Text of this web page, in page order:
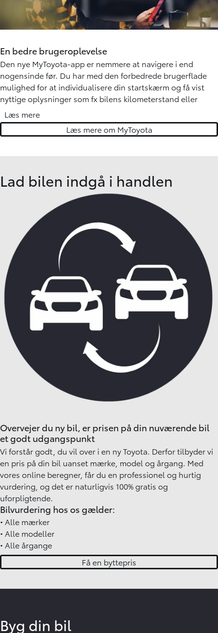
Som en ægte SUV kan bZ4X tilpasses med forskellige
køreprogrammer til at matche forholdene. Sne/jord og dyb
sne/mudder øger greb og trækkraft på glatte underlag.
lavhastighedskørsel i terræn.
En bedre brugeroplevelse
Den nye MyToyota-app er nemmere at navigere i end
nogensinde før. Du har med den forbedrede brugerflade
mulighed for at individualisere din startskærm og få vist
nyttige oplysninger som fx bilens kilometerstand eller
brændstofniveau. Den nye app giver dig også fuld kontrol
over, hvilke notifikationer du får, så du altid er opdateret på
din Toyota.
Læs mere
Læs mere om MyToyota
Lad bilen indgå i handlen
Overvejer du ny bil, er prisen på din nuværende bil
et godt udgangspunkt
Vi forstår godt, du vil over i en ny Toyota. Derfor tilbyder vi
en pris på din bil uanset mærke, model og årgang. Med
vores online beregner, får du en professionel og hurtig
vurdering, og det er naturligvis 100% gratis og
uforpligtende.
Bilvurdering hos os gælder:
• Alle mærker
• Alle modeller
• Alle årgange
Få en byttepris
Byg din bil